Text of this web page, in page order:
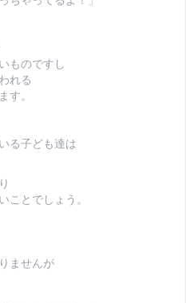
ものですし
れる
す。
る子ども達は
ことでしょう。
ませんが